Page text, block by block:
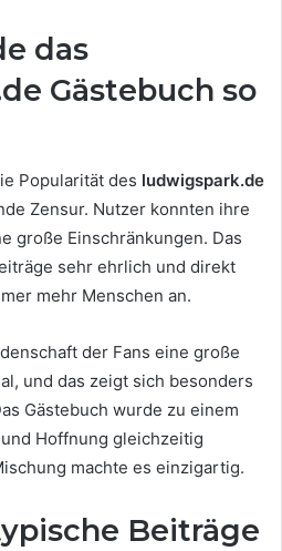
das
Gästebuch so
Popularität des ludwigspark.de
Zensur. Nutzer konnten ihre
große Einschränkungen. Das
sehr ehrlich und direkt
mehr Menschen an.
der Fans eine große
und das zeigt sich besonders
Gästebuch wurde zu einem
Hoffnung gleichzeitig
machte es einzigartig.
Beiträge